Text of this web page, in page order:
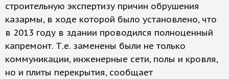
строительную экспертизу причин обрушения
казармы, в ходе которой было установлено, что
в 2013 году в здании проводился полноценный
капремонт. Т.е. заменены были не только
коммуникации, инженерные сети, полы и кровля,
но и плиты перекрытия, cообщает